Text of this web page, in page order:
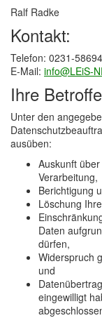
Ralf Radke
Kontakt:
Telefon: 0231-
E-Mail: info@LEiS-
Ihre
Unter den
ausüben:
Auskunft
Verarbeitung,
Berichtigung
Löschung
Daten
dürfen,
Widerspruch
und
eingewilligt